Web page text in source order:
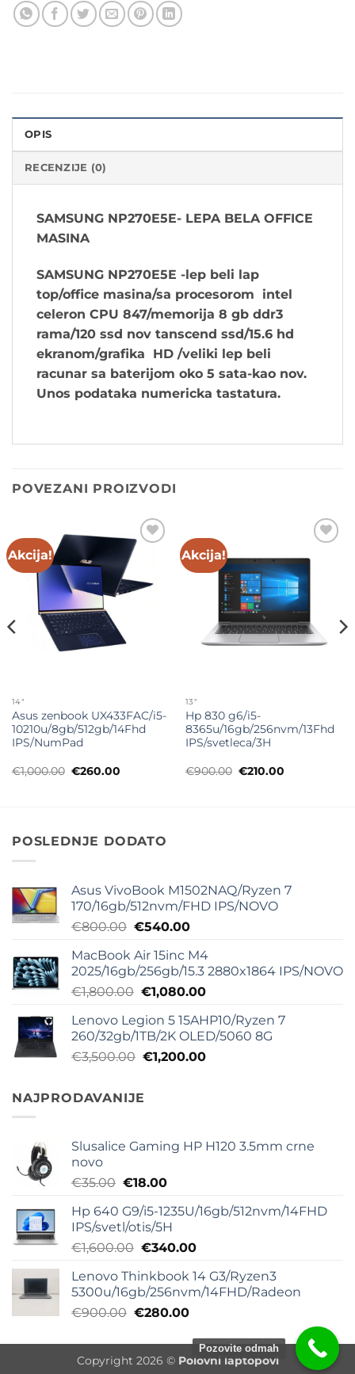
OPIS
RECENZIJE (0)
SAMSUNG NP270E5E- LEPA BELA OFFICE
MASINA
SAMSUNG NP270E5E -lep beli lap
top/office masina/sa procesorom intel
celeron CPU 847/memorija 8 gb ddr3
rama/120 ssd nov tanscend ssd/15.6 hd
ekranom/grafika HD /veliki lep beli
racunar sa baterijom oko 5 sata-kao nov.
Unos podataka numericka tastatura.
POVEZANI PROIZVODI
Akcija!
Add to
wishlist
14"
Asus zenbook UX433FAC/i5-
10210u/8gb/512gb/14Fhd
IPS/NumPad
€1,000.00 Originalna
cena
€260.00Trenutna
Akcija!
wishlist
13"
Hp 830 g6/i5-
8365u/16gb/256nvm/13Fhd
IPS/svetleca/3H
€900.00 Originalna
cena
€210.00Trenutna
POSLEDNJE DODATO
Asus VivoBook M1502NAQ/Ryzen 7
170/16gb/512nvm/FHD IPS/NOVO
€800.00 Originalna
je
bila:
€800.00.
€540.00Trenutna
je:
€540.00.
MacBook Air 15inc M4
2025/16gb/256gb/15.3 2880x1864 IPS/NOVO
€1,800.00 Originalna
je
bila:
€1,800.00.
€1,080.00Trenutna
je:
€1,080.00.
Lenovo Legion 5 15AHP10/Ryzen 7
260/32gb/1TB/2K OLED/5060 8G
€3,500.00 Originalna
bila:
€1,200.00Trenutna
NAJPRODAVANIJE
Slusalice Gaming HP H120 3.5mm crne
novo
€35.00 Originalna
je
bila:
€35.00.
€18.00Trenutna
je:
€18.00.
Hp 640 G9/i5-1235U/16gb/512nvm/14FHD
IPS/svetl/otis/5H
€1,600.00 Originalna
je
bila:
€1,600.00.
€340.00Trenutna
je:
€340.00.
Lenovo Thinkbook 14 G3/Ryzen3
5300u/16gb/256nvm/14FHD/Radeon
€900.00 Originalna
je
bila:
€280.00Trenutna
je:
€280.00.
Copyright 2026 © Polovni laptopovi
Pozovite odmah